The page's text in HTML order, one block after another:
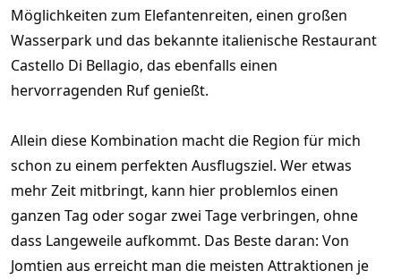
Möglichkeiten zum Elefantenreiten, einen großen
Wasserpark und das bekannte italienische Restaurant
Castello Di Bellagio, das ebenfalls einen
hervorragenden Ruf genießt.
Allein diese Kombination macht die Region für mich
schon zu einem perfekten Ausflugsziel. Wer etwas
mehr Zeit mitbringt, kann hier problemlos einen
ganzen Tag oder sogar zwei Tage verbringen, ohne
dass Langeweile aufkommt. Das Beste daran: Von
Jomtien aus erreicht man die meisten Attraktionen je